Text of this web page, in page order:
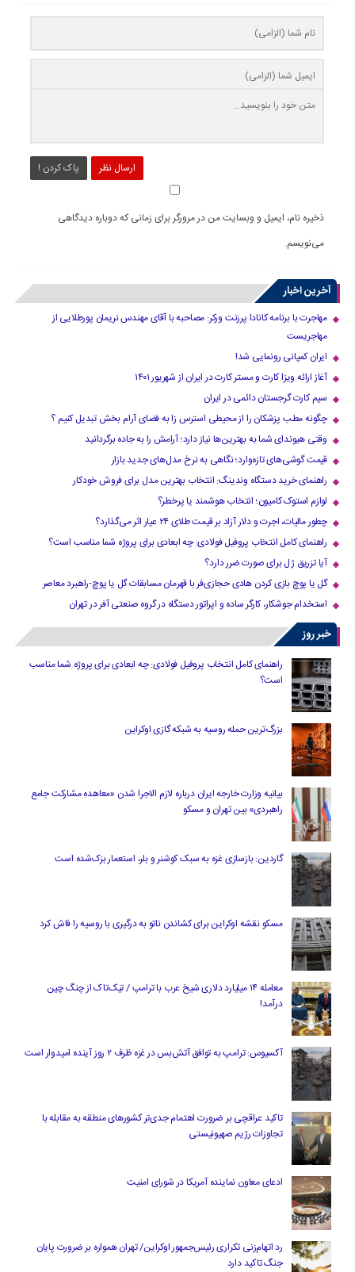
ارسال نظر پاک کردن !
ذخیره نام، ایمیل و وبسایت من در مرورگر برای زمانی که دوباره دیدگاهی
می‌نویسم.
آخرین اخبار
مهاجرت با برنامه کانادا پرزنت ورکر: مصاحبه با آقای مهندس نریمان پورطلایی از
مهاجریست
ایران کمپانی رونمایی شد!
آغاز ارائه ویزا کارت و مستر کارت در ایران از شهریور ۱۴۰۱
سیم کارت گرجستان دائمی در ایران
چگونه مطب پزشکان را از محیطی استرس زا به فضای آرام بخش تبدیل کنیم ؟
وقتی هیوندای شما به بهترین‌ها نیاز دارد؛ آرامش را به جاده برگردانید
قیمت گوشی‌های تازه‌وارد؛ نگاهی به نرخ مدل‌های جدید بازار
راهنمای خرید دستگاه وندینگ: انتخاب بهترین مدل برای فروش خودکار
لوازم استوک کامیون؛ انتخاب هوشمند یا پرخطر؟
چطور مالیات، اجرت و دلار آزاد بر قیمت طلای ۲۴ عیار اثر می‌گذارد؟
راهنمای کامل انتخاب پروفیل فولادی: چه ابعادی برای پروژه شما مناسب است؟
آیا تزریق ژل برای صورت ضرر دارد​؟
گل یا پوچ بازی کردن هادی حجازی‌فر با قهرمان مسابقات گل یا پوچ-راهبرد معاصر
استخدام جوشکار، کارگر ساده و اپراتور دستگاه در گروه صنعتی آفر در تهران
خبر روز
راهنمای کامل انتخاب پروفیل فولادی: چه ابعادی برای پروژه شما مناسب
است؟
بزرگ‌ترین حمله روسیه به شبکه گازی اوکراین
بیانیه وزارت خارجه ایران درباره لازم‌ الاجرا شدن «معاهده مشارکت جامع
راهبردی» بین تهران و مسکو
گاردین: بازسازی غزه به سبک کوشنر و بلر، استعمار بزک‌شده است
مسکو نقشه اوکراین برای کشاندن ناتو به درگیری با روسیه را فاش کرد
معامله ۱۴ میلیارد دلاری شیخ عرب با ترامپ / تیک‌تاک از چنگ چین
درآمد!
آکسیوس: ترامپ به توافق آتش‌بس در غزه ظرف ۲ روز آینده امیدوار است
تاکید عراقچی بر ضرورت اهتمام جدی‌تر کشورهای منطقه به مقابله با
تجاوزات رژیم صهیونیستی
ادعای معاون نماینده آمریکا در شورای امنیت
رد اتهام‌زنی تکراری رئیس‌جمهور اوکراین/ تهران همواره بر ضرورت پایان
جنگ تاکید دارد